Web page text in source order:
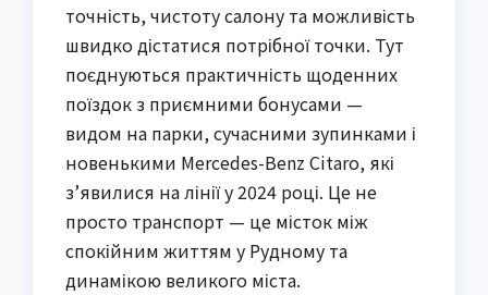
точність, чистоту салону та можливість
швидко дістатися потрібної точки. Тут
поєднуються практичність щоденних
поїздок з приємними бонусами —
видом на парки, сучасними зупинками і
новенькими Mercedes-Benz Citaro, які
з’явилися на лінії у 2024 році. Це не
просто транспорт — це місток між
спокійним життям у Рудному та
динамікою великого міста.